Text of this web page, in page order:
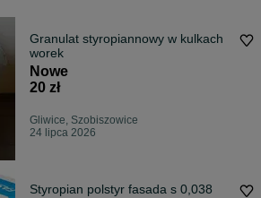
Granulat styropiannowy w kulkach
worek
Nowe
20 zł
Gliwice, Szobiszowice
24 lipca 2026
Styropian polstyr fasada s 0,038